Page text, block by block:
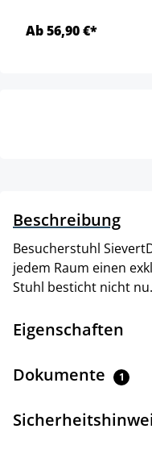
Ab 56,90 €*
Beschreibung
Besucherstuhl
jedem Raum einen
Stuhl besticht nicht
Eigenschaften
Dokumente 1